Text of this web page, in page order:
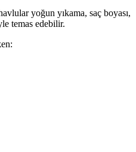
yoğun yıkama, saç boyası,
temas edebilir.